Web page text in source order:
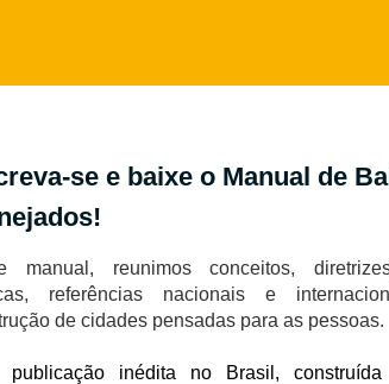
se e baixe o Manual de
manual, reunimos conceitos,
referências nacionais e
de cidades pensadas para as pessoas.
publicação inédita no Brasil,